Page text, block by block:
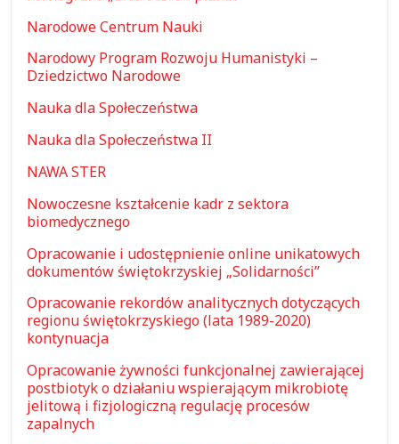
Narodowe Centrum Nauki
Narodowy Program Rozwoju Humanistyki –
Dziedzictwo Narodowe
Nauka dla Społeczeństwa
Nauka dla Społeczeństwa II
NAWA STER
Nowoczesne kształcenie kadr z sektora
biomedycznego
Opracowanie i udostępnienie online unikatowych
dokumentów świętokrzyskiej „Solidarności”
Opracowanie rekordów analitycznych dotyczących
regionu świętokrzyskiego (lata 1989-2020)
kontynuacja
Opracowanie żywności funkcjonalnej zawierającej
postbiotyk o działaniu wspierającym mikrobiotę
jelitową i fizjologiczną regulację procesów
zapalnych